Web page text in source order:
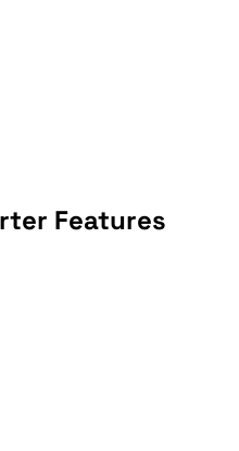
Features